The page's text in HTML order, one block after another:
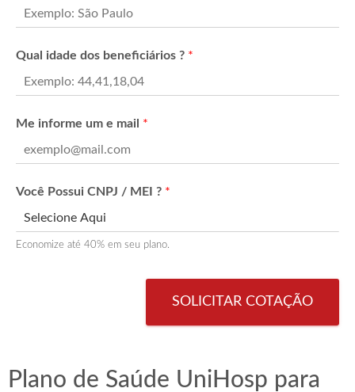
Plano de Saúde UniHosp para
Qual idade dos beneficiários ? *
Me informe um e mail *
Você Possui CNPJ / MEI ? *
Economize até 40% em seu plano.
SOLICITAR COTAÇÃO